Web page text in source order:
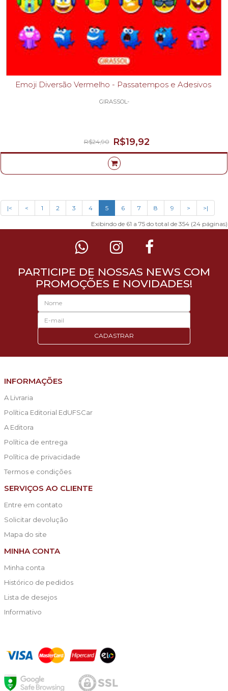
Emoji Diversão Vermelho - Passatempos e Adesivos
GIRASSOL-
R$19,92
R$24,90
|< < 1 2 3 4 5 6 7 8 9 > >|
Exibindo de 61 a 75 do total de 354 (24 páginas)
PARTICIPE DE NOSSAS NEWS COM
PROMOÇÕES E NOVIDADES!
CADASTRAR
INFORMAÇÕES
A Livraria
Política Editorial EdUFSCar
A Editora
Política de entrega
Política de privacidade
Termos e condições
SERVIÇOS AO CLIENTE
Entre em contato
Solicitar devolução
Mapa do site
MINHA CONTA
Minha conta
Histórico de pedidos
Lista de desejos
Informativo